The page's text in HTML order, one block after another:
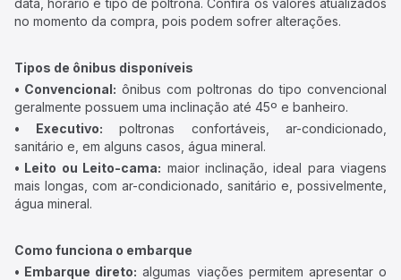
data, horário e tipo de poltrona. Confira os valores atualizados
no momento da compra, pois podem sofrer alterações.
Tipos de ônibus disponíveis
• Convencional: ônibus com poltronas do tipo convencional
geralmente possuem uma inclinação até 45º e banheiro.
• Executivo: poltronas confortáveis, ar-condicionado,
sanitário e, em alguns casos, água mineral.
• Leito ou Leito-cama: maior inclinação, ideal para viagens
mais longas, com ar-condicionado, sanitário e, possivelmente,
água mineral.
Como funciona o embarque
• Embarque direto: algumas viações permitem apresentar o